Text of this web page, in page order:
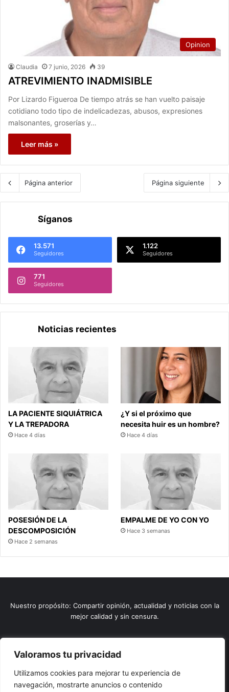
Valoramos tu privacidad
Utilizamos cookies para mejorar tu experiencia de
navegación, mostrarte anuncios o contenido
Opinion
Claudia 7 junio, 2026 39
ATREVIMIENTO INADMISIBLE
Por Lizardo Figueroa De tiempo atrás se han vuelto paisaje
cotidiano todo tipo de indelicadezas, abusos, expresiones
malsonantes, groserías y…
Leer más »
Página anterior Página siguiente
Síganos
13.571
Seguidores
1.122
Seguidores
771
Seguidores
Noticias recientes
LA PACIENTE SIQUIÁTRICA
Y LA TREPADORA
Hace 4 días
¿Y si el próximo que
necesita huir es un hombre?
Hace 4 días
POSESIÓN DE LA
DESCOMPOSICIÓN
Hace 2 semanas
EMPALME DE YO CON YO
Hace 3 semanas
Nuestro propósito: Compartir opinión, actualidad y noticias con la
mejor calidad y sin censura.
© Copyright 2026, Todos los derechos reservados |
SAS BICNit 901228106